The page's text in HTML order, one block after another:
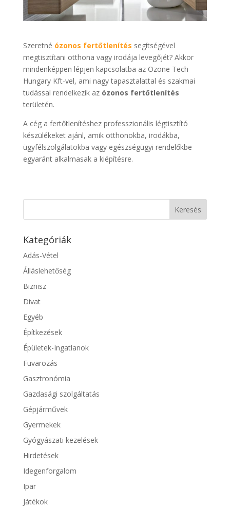
Szeretné ózonos fertőtlenítés segítségével
megtisztítani otthona vagy irodája levegőjét? Akkor
mindenképpen lépjen kapcsolatba az Ozone Tech
Hungary Kft-vel, ami nagy tapasztalattal és szakmai
tudással rendelkezik az ózonos fertőtlenítés
területén.
A cég a fertőtlenítéshez professzionális légtisztító
készülékeket ajánl, amik otthonokba, irodákba,
ügyfélszolgálatokba vagy egészségügyi rendelőkbe
egyaránt alkalmasak a kiépítésre.
Kategóriák
Adás-Vétel
Álláslehetőség
Biznisz
Divat
Egyéb
Építkezések
Épületek-Ingatlanok
Fuvarozás
Gasztronómia
Gazdasági szolgáltatás
Gépjárművek
Gyermekek
Gyógyászati kezelések
Hirdetések
Idegenforgalom
Ipar
Játékok